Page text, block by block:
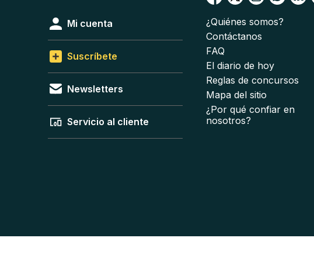
Mi cuenta
Suscríbete
Newsletters
Servicio al cliente
¿Quiénes somos?
Contáctanos
FAQ
El diario de hoy
Reglas de concursos
Mapa del sitio
¿Por qué confiar en
nosotros?